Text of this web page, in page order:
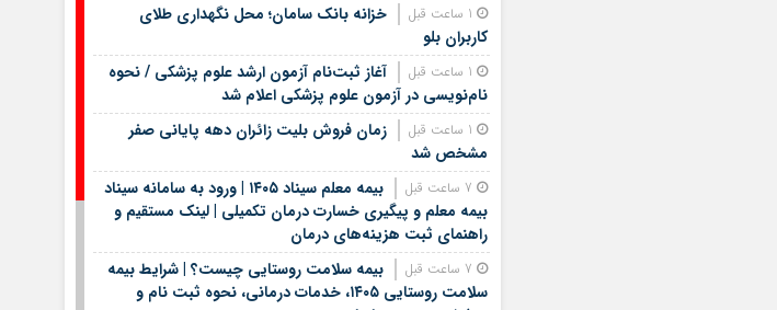
خزانه بانک سامان؛ محل نگهداری طلای
کاربران بلو
آغاز ثبت‌نام آزمون ارشد علوم پزشکی / نحوه
نام‌نویسی در آزمون علوم پزشکی اعلام شد
زمان فروش بلیت زائران دهه پایانی صفر
مشخص شد
بیمه معلم سیناد ۱۴۰۵ | ورود به سامانه سیناد
بیمه معلم و پیگیری خسارت درمان تکمیلی | لینک مستقیم و
راهنمای ثبت هزینه‌های درمان
بیمه سلامت روستایی چیست؟ | شرایط بیمه
سلامت روستایی ۱۴۰۵، خدمات درمانی، نحوه ثبت نام و